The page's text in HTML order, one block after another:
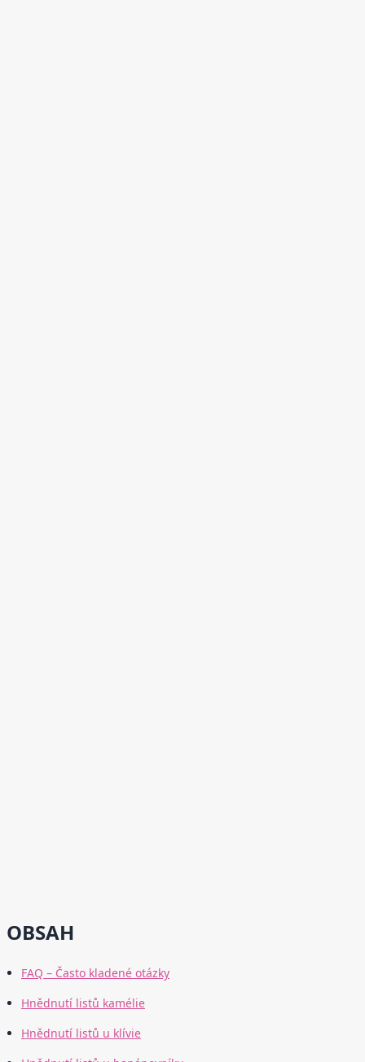
OBSAH
FAQ – Často kladené otázky
Hnědnutí listů kamélie
Hnědnutí listů u klívie